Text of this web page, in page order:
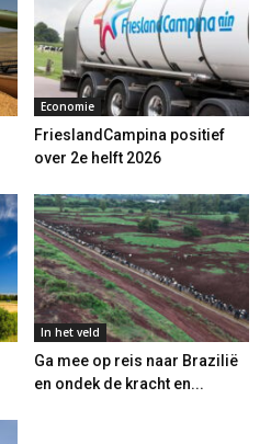
Economie
FrieslandCampina positief
over 2e helft 2026
In het veld
Ga mee op reis naar Brazilië
en ondek de kracht en...